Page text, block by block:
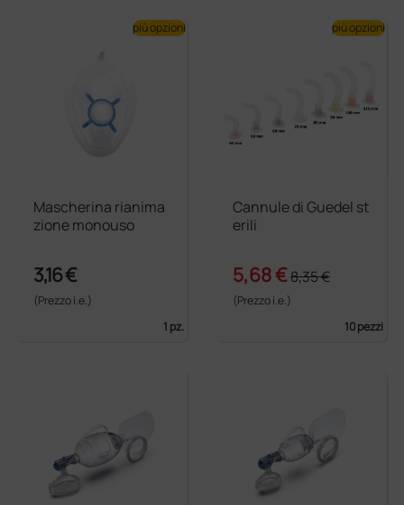
Mascherina rianima
zione monouso
3,16 €
(Prezzo i.e.)
1 pz.
più opzioni
Cannule di Guedel st
erili
5,68 €8,35 €
(Prezzo i.e.)
10 pezzi
più opzioni